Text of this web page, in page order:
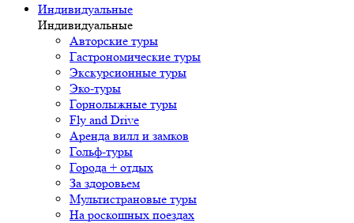
Индивидуальные
Индивидуальные
Авторские туры
Гастрономические туры
Экскурсионные туры
Эко-туры
Горнолыжные туры
Fly and Drive
Аренда вилл и замков
Гольф-туры
Города + отдых
За здоровьем
Мультистрановые туры
На роскошных поездах